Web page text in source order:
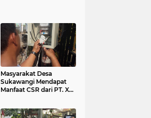
Masyarakat Desa
Sukawangi Mendapat
Manfaat CSR dari PT. XL-